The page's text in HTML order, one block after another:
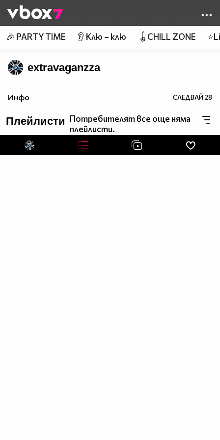
👾
🎉 PARTY TIME 👂 Клю – клю 🪀CHILL ZONE
extravaganzza
Инфо СЛЕДВАЙ28
Плейлисти Потребителят все още няма
плейлисти.